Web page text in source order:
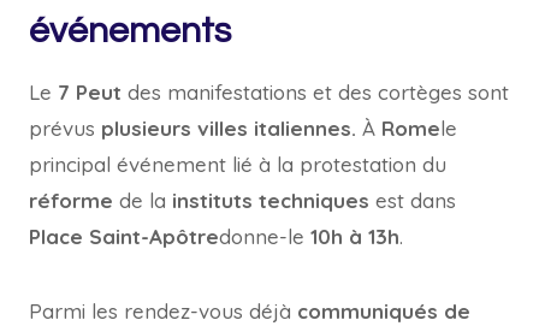
événements
Le 7 Peut des manifestations et des cortèges sont
prévus plusieurs villes italiennes. À Romele
principal événement lié à la protestation du
réforme de la instituts techniques est dans
Place Saint-Apôtredonne-le 10h à 13h.
Parmi les rendez-vous déjà communiqués de